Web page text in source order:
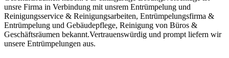
unsre Firma in Verbindung mit unsrem Entrümpelung und
Reinigungsservice & Reinigungsarbeiten, Entrümpelungsfirma &
Entrümpelung und Gebäudepflege, Reinigung von Büros &
Geschäftsräumen bekannt.Vertrauenswürdig und prompt liefern wir
unsere Entrümpelungen aus.